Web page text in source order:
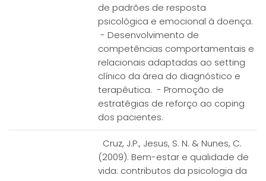
de padrões de resposta
psicológica e emocional à doença.
- Desenvolvimento de
competências comportamentais e
relacionais adaptadas ao setting
clínico da área do diagnóstico e
terapêutica. - Promoção de
estratégias de reforço ao coping
dos pacientes.
Cruz, J.P., Jesus, S. N. & Nunes, C.
(2009). Bem-estar e qualidade de
vida: contributos da psicologia da